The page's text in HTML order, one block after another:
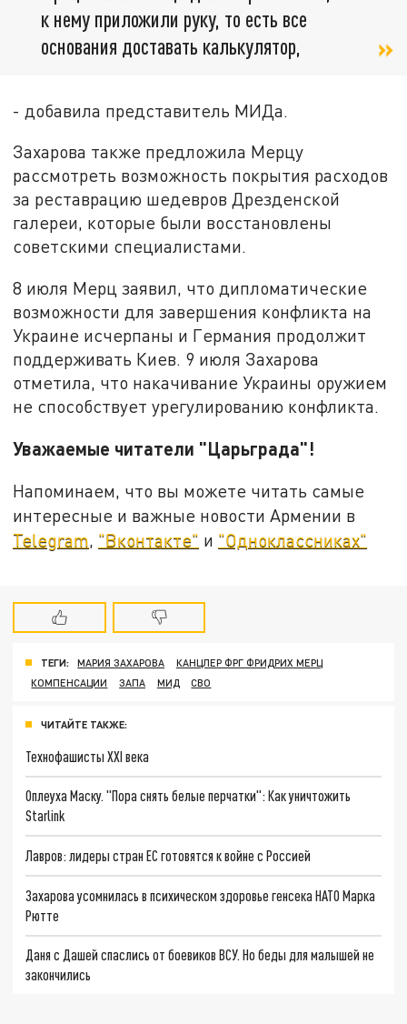
к нему приложили руку, то есть все
основания доставать калькулятор,
- добавила представитель МИДа.
Захарова также предложила Мерцу
рассмотреть возможность покрытия расходов
за реставрацию шедевров Дрезденской
галереи, которые были восстановлены
советскими специалистами.
8 июля Мерц заявил, что дипломатические
возможности для завершения конфликта на
Украине исчерпаны и Германия продолжит
поддерживать Киев. 9 июля Захарова
отметила, что накачивание Украины оружием
не способствует урегулированию конфликта.
Уважаемые читатели "Царьграда"!
Напоминаем, что вы можете читать самые
интересные и важные новости Армении в
Telegram, "Вконтакте" и "Одноклассниках"
ТЕГИ: МАРИЯ ЗАХАРОВА
КАНЦЛЕР ФРГ ФРИДРИХ МЕРЦ
КОМПЕНСАЦИИ
ЗАПА МИД СВО
ЧИТАЙТЕ ТАКЖЕ:
Технофашисты XXI века
Оплеуха Маску. "Пора снять белые перчатки": Как уничтожить
Starlink
Лавров: лидеры стран ЕС готовятся к войне с Россией
Захарова усомнилась в психическом здоровье генсека НАТО Марка
Рютте
Даня с Дашей спаслись от боевиков ВСУ. Но беды для малышей не
закончились